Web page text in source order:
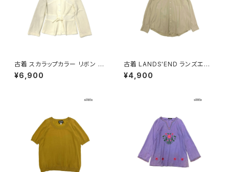
古着 スカラップカラー リボン 無
地 長袖 ニット カーディガン ベ
ージュ 生成り (ttu2501064)
¥6,900
古着 LANDS'END ランズエン
ド 前開き 無地 コットン100％
長袖 シャツ ベージュ (ttu2509
¥4,900